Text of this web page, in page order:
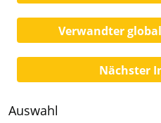
Verwandter
Nächster
Auswahl